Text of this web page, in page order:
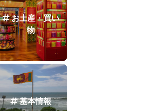
お土産・買い
物
基本情報